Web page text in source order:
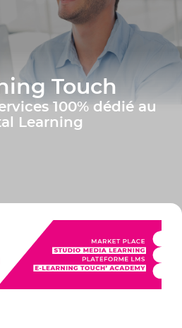
Touch
100% dédié au
Learning